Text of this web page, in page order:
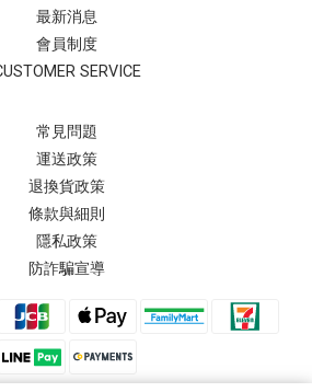
最新消息
會員制度
SERVICE
常見問題
運送政策
退換貨政策
條款與細則
隱私政策
防詐騙宣導